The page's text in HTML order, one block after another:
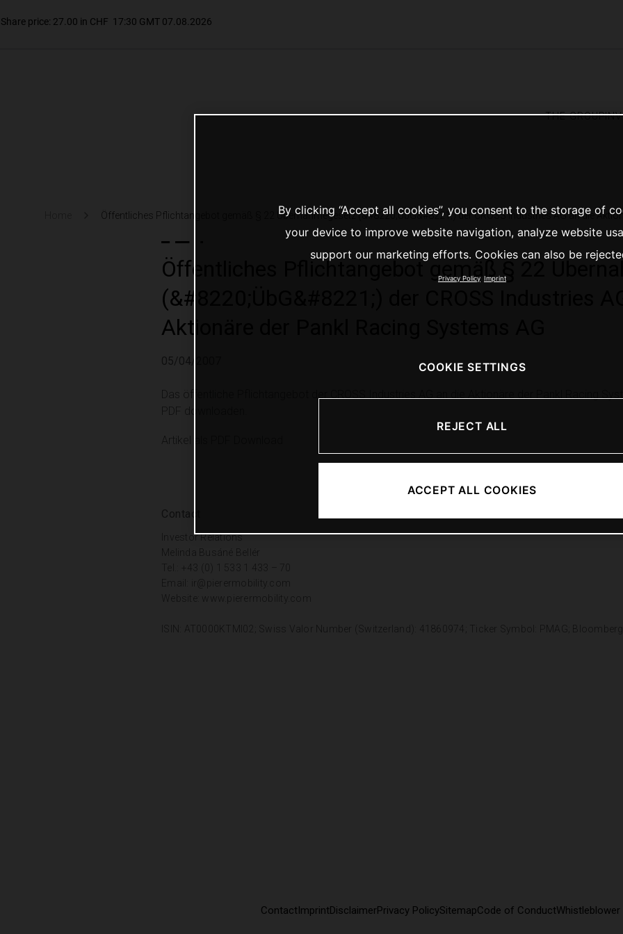
the group
Öffentliches Pflichtangebot gemäß § 22 Übernahmegesetz (&#8220;ÜbG&#8221;) der CROSS Industries AG an die
Öffentliches Pflichtangebot gemäß § 22
(&#8220;ÜbG&#8221;) der CROSS Industries
Aktionäre der Pankl Racing Systems AG
05/04/2007
Das öffentliche Pflichtangebot der CROSS Industries AG an die Aktionäre der Pankl Racing
PDF downloaden.
Artikel als PDF Download
Contact
Investor Relations
Melinda Busáné Bellér
Tel.: +43 (0) 1 533 1 433 – 70
Email:
ir@pierermobility.com
Website:
www.pierermobility.com
ISIN: AT0000KTMI02; Swiss Valor Number (Switzerland): 41860974; Ticker Symbol: PMAG; Bloomberg:
ContactImprintDisclaimerPrivacy PolicySitemapCode of Conduct
By clicking “Accept all cookies”, you consent to the storage of
your device to improve website navigation, analyze website
support our marketing efforts. Cookies can also be
Privacy Policy Imprint
COOKIE SETTINGS
REJECT ALL
ACCEPT ALL COOKIES